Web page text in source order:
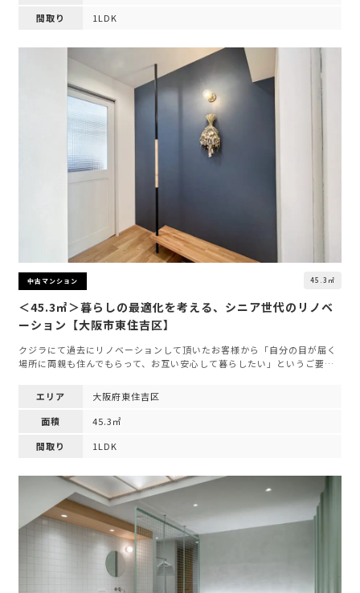
間取り
1LDK
中古マンション 45.3㎡
＜45.3㎡＞暮らしの最適化を考える、シニア世代のリノベ
ーション【大阪市東住吉区】
クジラにて過去にリノベーションして頂いたお客様から「自分の目が届く
場所に両親も住んでもらって、お互い安心して暮らしたい」というご要…
エリア
大阪府東住吉区
面積
45.3㎡
間取り
1LDK